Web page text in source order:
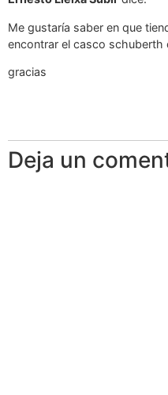
Me gustaría saber en que
encontrar el casco schuberth
gracias
Deja un